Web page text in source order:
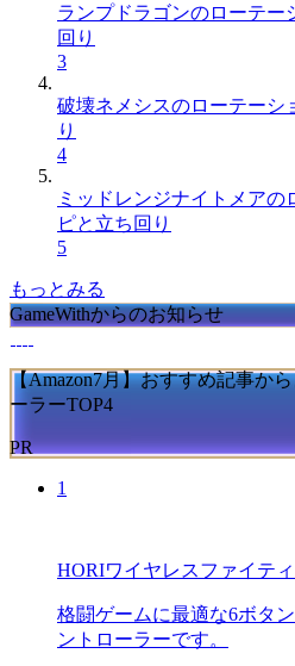
ランプドラゴンのローテー
回り
3
破壊ネメシスのローテーシ
り
4
ミッドレンジナイトメア
ピと立ち回り
5
もっとみる
GameWithからのお知らせ
【Amazon7月】おすすめ記事か
ーラーTOP4
PR
1
HORIワイヤレスファイテ
格闘ゲームに最適な6ボタ
ントローラーです。